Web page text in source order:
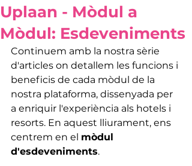
Uplaan - Mòdul a
Mòdul: Esdeveniments
Continuem amb la nostra sèrie
d'articles on detallem les funcions i
beneficis de cada mòdul de la
nostra plataforma, dissenyada per
a enriquir l'experiència als hotels i
resorts. En aquest lliurament, ens
centrem en el mòdul
d'esdeveniments.